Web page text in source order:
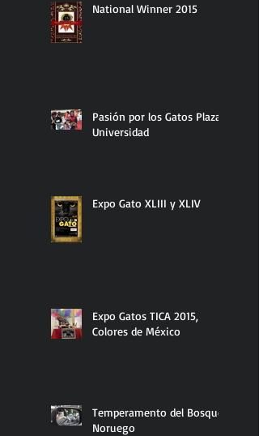
National Winner 2015
Pasión por los Gatos Plaza
Universidad
Expo Gato XLIII y XLIV
Expo Gatos TICA 2015,
Colores de México
Temperamento del Bosque
Noruego